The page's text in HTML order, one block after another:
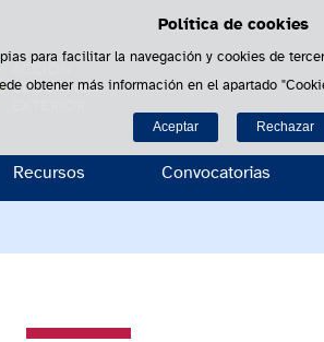
Política de cookies
para facilitar la navegación y cookies de
obtener más información en el apartado
Aceptar Rechazar
Saltar al
Recursos Convocatorias